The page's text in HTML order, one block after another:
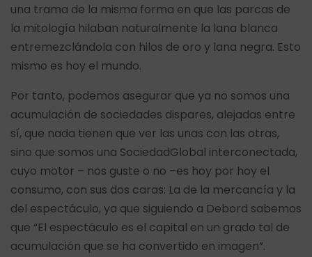
una trama de la misma forma en que las parcas de
la mitología hilaban naturalmente la lana blanca
entremezclándola con hilos de oro y lana negra. Esto
mismo es hoy el mundo.
Por tanto, podemos asegurar que ya no somos una
acumulación de sociedades dispares, alejadas entre
sí, que nada tienen que ver las unas con las otras,
sino que somos una SociedadGlobal interconectada,
cuyo motor – nos guste o no –es hoy por hoy el
consumo, con sus dos caras: La de la mercancía y la
del espectáculo, ya que siguiendo a Debord sabemos
que “El espectáculo es el capital en un grado tal de
acumulación que se ha convertido en imagen”.